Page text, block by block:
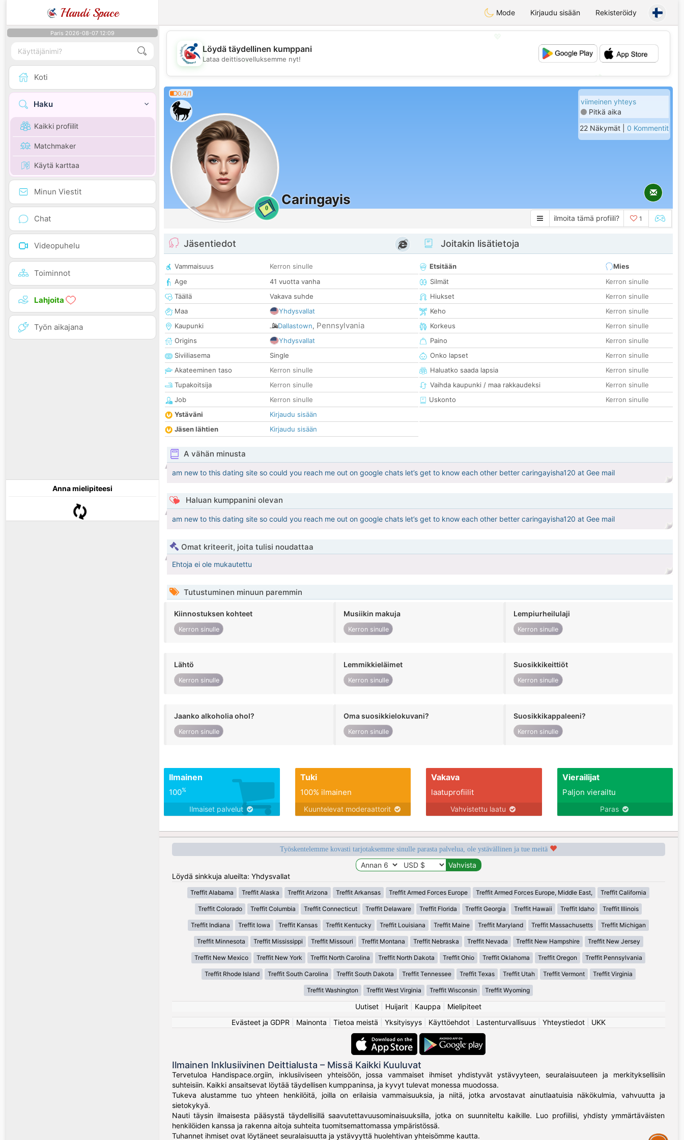
Handi Space Mode Kirjaudu sisään Rekisteröidy
Paris 2026-08-07 12:09
Koti
Haku
Kaikki profiilit
Matchmaker
Käytä karttaa
Minun Viestit
Chat
Videopuhelu
Toiminnot
Lahjoita
Työn aikajana
Anna mielipiteesi
💖
Löydä täydellinen kumppani
Lataa deittisovelluksemme nyt!
0.4/1
0
Caringayis
viimeinen yhteys
Pitkä aika
22 Näkymät | 0 Kommentit
ilmoita tämä profiili? 1
Jäsentiedot
Vammaisuus
Kerron sinulle
Age
41 vuotta vanha
Täällä
Vakava suhde
Maa
Yhdysvallat
Kaupunki
Dallastown, Pennsylvania
Origins
Yhdysvallat
Siviiliasema
Single
Akateeminen taso
Kerron sinulle
Tupakoitsija
Kerron sinulle
Job
Kerron sinulle
Ystäväni
Kirjaudu sisään
Jäsen lähtien
Kirjaudu sisään
Joitakin lisätietoja
Etsitään
Mies
Silmät
Kerron sinulle
Hiukset
Kerron sinulle
Keho
Kerron sinulle
Korkeus
Kerron sinulle
Paino
Kerron sinulle
Onko lapset
Kerron sinulle
Haluatko saada lapsia
Kerron sinulle
Vaihda kaupunki / maa rakkaudeksi
Kerron sinulle
Uskonto
Kerron sinulle
A vähän minusta
am new to this dating site so could you reach me out on google chats let’s get to know each other better caringayisha120 at Gee mail
Haluan kumppanini olevan
am new to this dating site so could you reach me out on google chats let’s get to know each other better caringayisha120 at Gee mail
Omat kriteerit, joita tulisi noudattaa
Ehtoja ei ole mukautettu
Tutustuminen minuun paremmin
Kiinnostuksen kohteet
Kerron sinulle
Musiikin makuja
Kerron sinulle
Lempiurheilulaji
Kerron sinulle
Lähtö
Kerron sinulle
Lemmikkieläimet
Kerron sinulle
Suosikkikeittiöt
Kerron sinulle
Jaanko alkoholia ohol?
Kerron sinulle
Oma suosikkielokuvani?
Kerron sinulle
Suosikkikappaleeni?
Kerron sinulle
Ilmainen
100%
Ilmaiset palvelut
Tuki
100% ilmainen
Kuuntelevat moderaattorit
Vakava
laatuprofiilit
Vahvistettu laatu
Vierailijat
Paljon vierailtu
Paras
Työskentelemme kovasti tarjotaksemme sinulle parasta palvelua, ole ystävällinen ja tue meitä
Löydä sinkkuja alueilta: Yhdysvallat
Treffit Alabama Treffit Alaska Treffit Arizona Treffit Arkansas Treffit Armed Forces Europe Treffit Armed Forces Europe, Middle East, Treffit California
Treffit Colorado Treffit Columbia Treffit Connecticut Treffit Delaware Treffit Florida Treffit Georgia Treffit Hawaii Treffit Idaho Treffit Illinois
Treffit Indiana Treffit Iowa Treffit Kansas Treffit Kentucky Treffit Louisiana Treffit Maine Treffit Maryland Treffit Massachusetts Treffit Michigan
Treffit Minnesota Treffit Mississippi Treffit Missouri Treffit Montana Treffit Nebraska Treffit Nevada Treffit New Hampshire Treffit New Jersey
Treffit New Mexico Treffit New York Treffit North Carolina Treffit North Dakota Treffit Ohio Treffit Oklahoma Treffit Oregon Treffit Pennsylvania
Treffit Rhode Island Treffit South Carolina Treffit South Dakota Treffit Tennessee Treffit Texas Treffit Utah Treffit Vermont Treffit Virginia
Treffit Washington Treffit West Virginia Treffit Wisconsin Treffit Wyoming
Uutiset Huijarit Kauppa
Mielipiteet
Evästeet ja GDPR
Mainonta Tietoa meistä Yksityisyys| Käyttöehdot| Lastenturvallisuus| Yhteystiedot| UKK
Ilmainen Inklusiivinen Deittialusta – Missä Kaikki Kuuluvat
Tervetuloa Handispace.orgiin, inklusiiviseen yhteisöön, jossa vammaiset ihmiset yhdistyvät ystävyyteen, seuralaisuuteen ja merkityksellisiin
suhteisiin. Kaikki ansaitsevat löytää täydellisen kumppaninsa, ja kyvyt tulevat monessa muodossa.
Tukeva alustamme tuo yhteen henkilöitä, joilla on erilaisia vammaisuuksia, ja niitä, jotka arvostavat ainutlaatuisia näkökulmia, vahvuutta ja
sietokykyä.
Nauti täysin ilmaisesta pääsystä täydellisillä saavutettavuusominaisuuksilla, jotka on suunniteltu kaikille. Luo profiilisi, yhdisty ymmärtäväisten
henkilöiden kanssa ja rakenna aitoja suhteita tuomitsemattomassa ympäristössä.
Tuhannet ihmiset ovat löytäneet seuralaisuutta ja ystävyyttä huolehtivan yhteisömme kautta.